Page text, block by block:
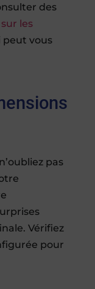
des
les
peut vous
pas
Vérifiez
pour